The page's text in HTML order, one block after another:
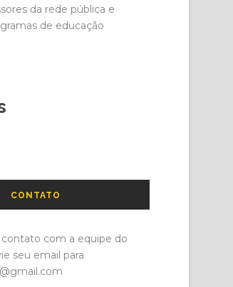
da rede pública e
de educação
CONTATO
com a equipe do
seu email para